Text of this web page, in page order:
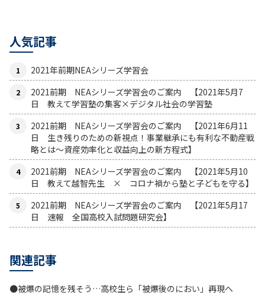
人気記事
2021年前期NEAシリーズ学習会
2021前期 NEAシリーズ学習会のご案内 【2021年5月7
日 教えて学習塾の集客×デジタル社会の学習塾
2021前期 NEAシリーズ学習会のご案内 【2021年6月11
日 生き残りのための新視点！事業継承にも有利な不動産戦
略とは〜資産効率化と収益向上の新方程式】
2021前期 NEAシリーズ学習会のご案内 【2021年5月10
日 教えて越智先生 × コロナ禍から塾と子どもを守る】
2021前期 NEAシリーズ学習会のご案内 【2021年5月17
日 速報 全国高校入試問題研究会】
関連記事
●被爆の記憶を残そう…高校生ら「被爆後のにおい」再現へ